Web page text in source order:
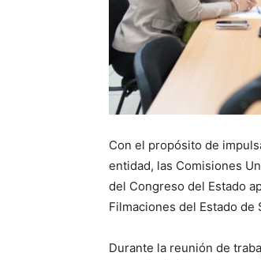
Con el propósito de
entidad, las Comisiones
del Congreso del Estado
Filmaciones del Estado de
Durante la reunión de